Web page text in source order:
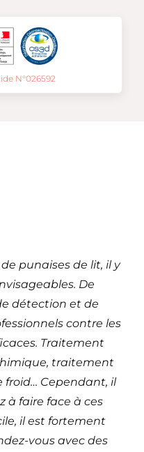
N°026592
punaises de lit, il y
De
détection et de
contre les
Traitement
traitement
Cependant, il
à faire face à ces
il est fortement
vous avec des